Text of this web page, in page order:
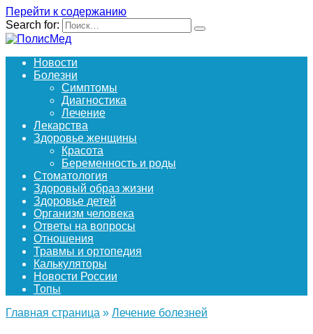
Перейти к содержанию
Search for:
Новости
Болезни
Симптомы
Диагностика
Лечение
Лекарства
Здоровье женщины
Красота
Беременность и роды
Стоматология
Здоровый образ жизни
Здоровье детей
Организм человека
Ответы на вопросы
Отношения
Травмы и ортопедия
Калькуляторы
Новости России
Топы
Главная страница » Лечение болезней